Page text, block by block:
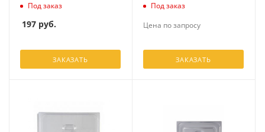
Под заказ
197 руб.
ЗАКАЗАТЬ
Под заказ
Цена по запросу
ЗАКАЗАТЬ